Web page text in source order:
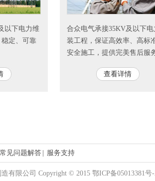
以下电力维
定、可靠
合众电气承接35KV及以下电
装工程，保证高效率、高标
安全施工，提供完美售后服
查看详情
常见问题解答 服务支持
有限公司 Copyright © 2015 鄂ICP备05013381号